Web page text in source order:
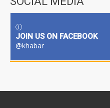
JOIN US ON FACEBOOK
@khabar